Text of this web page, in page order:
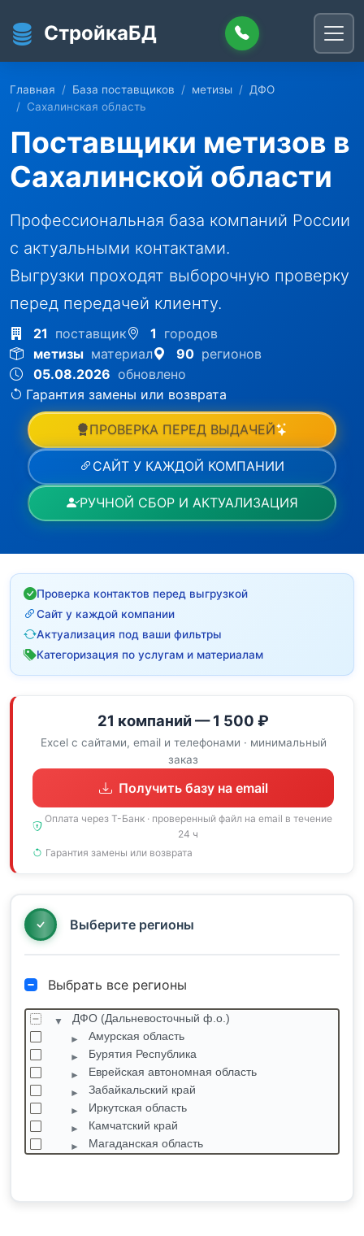
СтройкаБД
Главная База поставщиков метизы
ДФО
Сахалинская область
Поставщики метизов в
Сахалинской области
Профессиональная база компаний России
с актуальными контактами.
Выгрузки проходят выборочную проверку
перед передачей клиенту.
21 поставщик 1 городов
метизы материал 90 регионов
05.08.2026 обновлено
Гарантия замены или возврата
ПРОВЕРКА ПЕРЕД ВЫДАЧЕЙ
САЙТ У КАЖДОЙ КОМПАНИИ
РУЧНОЙ СБОР И АКТУАЛИЗАЦИЯ
Проверка контактов перед выгрузкой
Сайт у каждой компании
Актуализация под ваши фильтры
Категоризация по услугам и материалам
21 компаний — 1 500 ₽
Excel с сайтами, email и телефонами · минимальный
заказ
Получить базу на email
Оплата через Т-Банк · проверенный файл на email в течение
24 ч
Гарантия замены или возврата
Выберите регионы
Выбрать все регионы
ДФО (Дальневосточный ф.о.)
Амурская область
Бурятия Республика
Еврейская автономная область
Забайкальский край
Иркутская область
Камчатский край
Магаданская область